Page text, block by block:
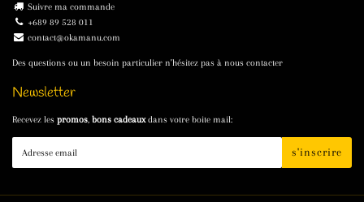
Suivre ma commande
+689 89 528 011
contact@okamanu.com
Des questions ou un besoin particulier n'hésitez pas à nous contacter
Newsletter
Recevez les promos, bons cadeauxdans votre boite mail:
s'inscrire